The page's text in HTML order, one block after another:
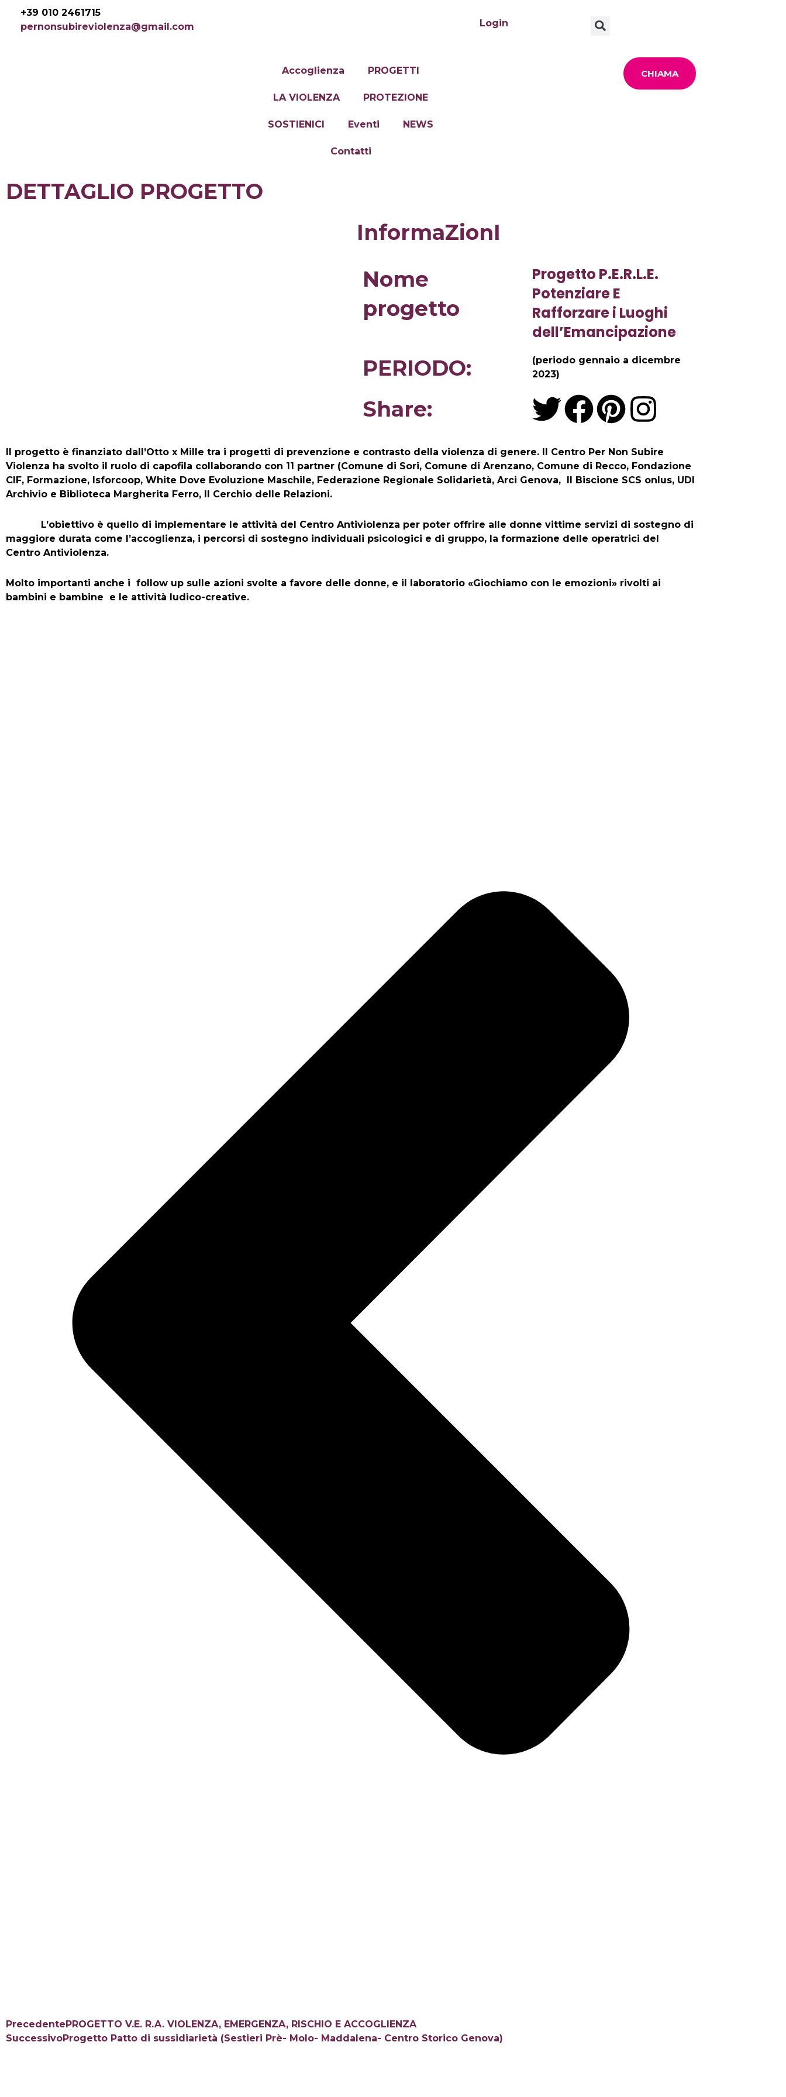
contenuto
+39 010 2461715
pernonsubireviolenza@gmail.com
Login
Accoglienza PROGETTI
LA VIOLENZA PROTEZIONE
SOSTIENICI Eventi NEWS
Contatti
CHIAMA
DETTAGLIO PROGETTO
InformaZionI
Nome
progetto
Progetto P.E.R.L.E.
Potenziare E
Rafforzare i Luoghi
dell’Emancipazione
PERIODO:
(periodo gennaio a dicembre
2023)
Share:
T
i
t
r
F
c
b
o
P
n
e
e
I
s
a
r
Il progetto è finanziato dall’Otto x Mille tra i progetti di prevenzione e contrasto della violenza di genere. Il Centro Per Non Subire
Violenza ha svolto il ruolo di capofila collaborando con 11 partner (Comune di Sori, Comune di Arenzano, Comune di Recco, Fondazione
CIF, Formazione, Isforcoop, White Dove Evoluzione Maschile, Federazione Regionale Solidarietà, Arci Genova, Il Biscione SCS onlus, UDI
Archivio e Biblioteca Margherita Ferro, Il Cerchio delle Relazioni.
L’obiettivo è quello di implementare le attività del Centro Antiviolenza per poter offrire alle donne vittime servizi di sostegno di
maggiore durata come l’accoglienza, i percorsi di sostegno individuali psicologici e di gruppo, la formazione delle operatrici del
Centro Antiviolenza.
Molto importanti anche i follow up sulle azioni svolte a favore delle donne, e il laboratorio «Giochiamo con le emozioni» rivolti ai
bambini e bambine e le attività ludico-creative.
PrecedentePROGETTO V.E. R.A. VIOLENZA, EMERGENZA, RISCHIO E ACCOGLIENZA
SuccessivoProgetto Patto di sussidiarietà (Sestieri Prè- Molo- Maddalena- Centro Storico Genova)